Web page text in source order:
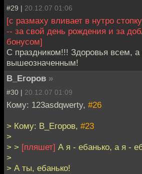
#29 | 20.12.07 01:06
[с размаху вливает в нутро
-- за свой день рождения и за
бонусом]
С праздником!!! Здоровья всем, а
вышеозначенным!
В_Егоров »
#30 | 20.12.07 01:09
Кому: 123asdqwerty, #26
> Кому: В_Егоров, #23
>
> > [пляшет] А я - ебанько, а я -
>
> А ты, ебанько!